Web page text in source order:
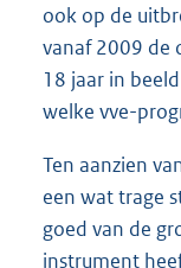
ook op de
vanaf 2009 de
18 jaar in
welke vve-
Ten aanzien
een wat trage
goed van de
instrument